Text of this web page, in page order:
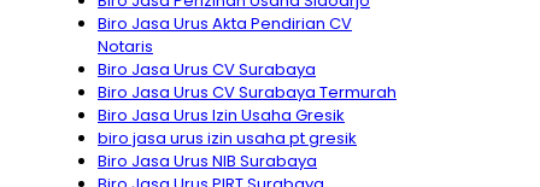
Biro Jasa Urus Akta Pendirian CV
Notaris
Biro Jasa Urus CV Surabaya
Biro Jasa Urus CV Surabaya Termurah
Biro Jasa Urus Izin Usaha Gresik
biro jasa urus izin usaha pt gresik
Biro Jasa Urus NIB Surabaya